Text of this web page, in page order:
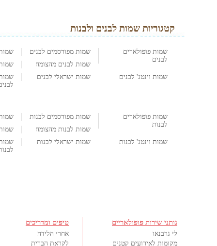
קטגוריות שמות לבנים ולבנות
שמות פופולארים
לבנים
שמות מפורסמים לבנים
שמות לבנים מהצומח
שמות וינטג' לבנים
שמות ישראלי לבנים
שמות פופולארים
לבנות
שמות מפורסמים לבנות
שמות לבנות מהצומח
שמות וינטג' לבנות
שמות ישראלי לבנות
נותני שירות פופולאריים
לי גרבנאו
מקומות לאירועים קטנים
טיפים ומדריכים
אחרי הלידה
לקראת הברית